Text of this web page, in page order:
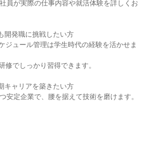
員が実際の仕事内容や就活体験を詳しくお
開発職に挑戦したい方
ジュール管理は学生時代の経験を活かせま
修でしっかり習得できます。
キャリアを築きたい方
安定企業で、腰を据えて技術を磨けます。